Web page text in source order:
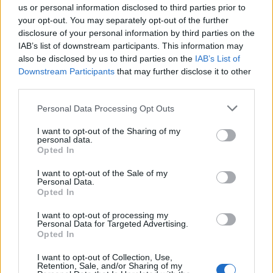
us or personal information disclosed to third parties prior to
your opt-out. You may separately opt-out of the further
disclosure of your personal information by third parties on the
IAB’s list of downstream participants. This information may
also be disclosed by us to third parties on the IAB’s List of
Downstream Participants that may further disclose it to other
Please note that this website/app uses one or more Google
not limited to your visit or usage behaviour. You may click to
grant or deny consent to Google and its third-party tags to
use your data for below specified purposes in below Google
consent section.
Personal Data Processing Opt Outs
I want to opt-out of the Sharing of my
personal data.
Opted In
I want to opt-out of the Sale of my
Personal Data.
Opted In
I want to opt-out of processing my
Personal Data for Targeted Advertising.
Opted In
I want to opt-out of Collection, Use,
Retention, Sale, and/or Sharing of my
Ακόμα, άτομα με άσθμα μπορεί να
χρειαστούν πιο συχνή λήψη των
εισπνεόμενων φαρμάκων τους, ενώ σε
περίπτωση επιμονής των συμπτωμάτων
συνιστάται άμεση επικοινωνία με τον
Σύμφωνα με τον οδηγό, όταν εκδηλώνονται οι
πυρκαγιές, ακόμη και εάν βρίσκεστε αρκετά
χιλιόμετρα μακριά από το σημείο της πυρκαγιάς, ο
φτάσουν στην περιοχή σας και να επιβαρύνουν την
κατάσταση της υγείας σας. Ο καπνός που
προκαλείται από τις πυρκαγιές σε δάση ή και